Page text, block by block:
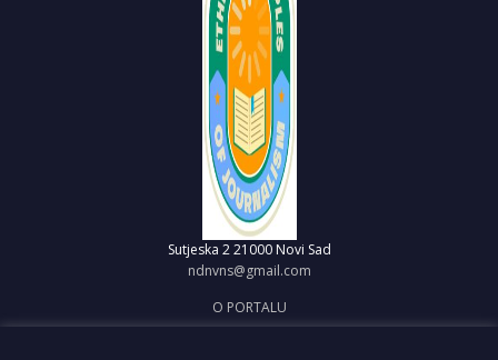
Sutjeska 2 21000 Novi Sad
ndnvns@gmail.com
O PORTALU